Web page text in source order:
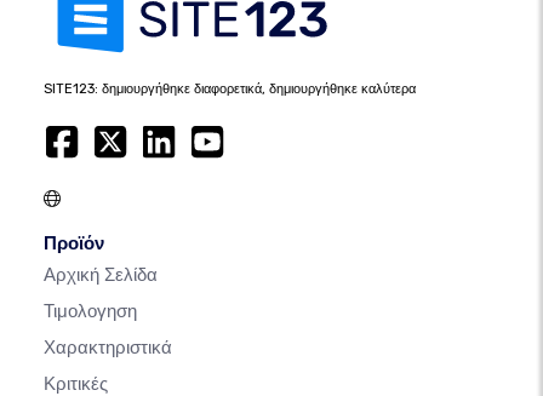
SITE123: δημιουργήθηκε διαφορετικά, δημιουργήθηκε καλύτερα
Προϊόν
Αρχική Σελίδα
Τιμολογηση
Χαρακτηριστικά
Κριτικές